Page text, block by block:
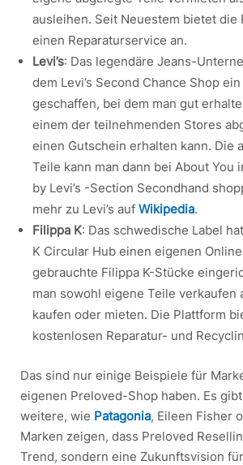
ausleihen. Seit Neuestem bietet die
einen Reparaturservice an.
Levi’s: Das legendäre Jeans-
dem Levi’s Second Chance Shop
geschaffen, bei dem man gut
einem der teilnehmenden Stores
einen Gutschein erhalten kann. Die
Teile kann man dann bei About You
by Levi’s -Section Secondhand
mehr zu Levi’s auf Wikipedia.
Filippa K: Das schwedische Label
K Circular Hub einen eigenen
gebrauchte Filippa K-Stücke
man sowohl eigene Teile verkaufen
kaufen oder mieten. Die Plattform
kostenlosen Reparatur- und
Das sind nur einige Beispiele für
eigenen Preloved-Shop haben. Es
weitere, wie Patagonia, Eileen Fisher
Marken zeigen, dass Preloved
Trend, sondern eine Zukunftsvision